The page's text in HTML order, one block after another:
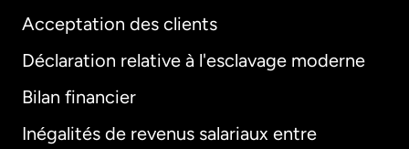
Acceptation des clients
Déclaration relative à l'esclavage moderne
Bilan financier
Inégalités de revenus salariaux entre
International